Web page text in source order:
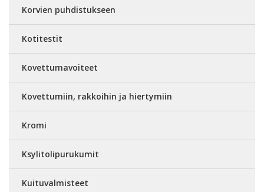
Korvien puhdistukseen
Kotitestit
Kovettumavoiteet
Kovettumiin, rakkoihin ja hiertymiin
Kromi
Ksylitolipurukumit
Kuituvalmisteet